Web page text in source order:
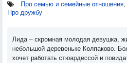
Про семью и семейные отношения,
Про дружбу
Лида – скромная молодая девушка,
небольшой деревеньке Колпаково.
хочет работать стюардессой и